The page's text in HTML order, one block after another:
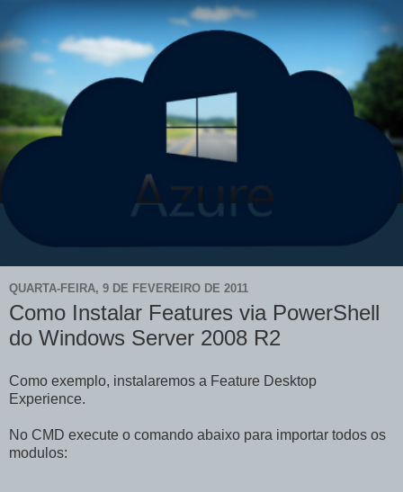
QUARTA-FEIRA, 9 DE FEVEREIRO DE 2011
Como Instalar Features via PowerShell
do Windows Server 2008 R2
Como exemplo, instalaremos a Feature Desktop
Experience.
No CMD execute o comando abaixo para importar todos os
modulos: